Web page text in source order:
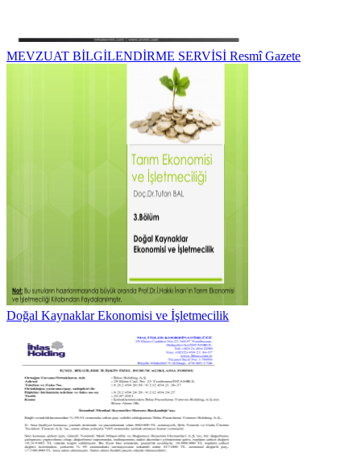
MEVZUAT BİLGİLENDİRME SERVİSİ Resmî Gazete
Doğal Kaynaklar Ekonomisi ve İşletmecilik